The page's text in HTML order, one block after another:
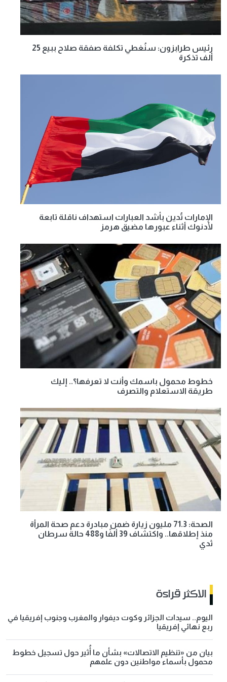
رئيس طرابزون: سنُغطي تكلفة صفقة صلاح ببيع 25
ألف تذكرة
الإمارات تُدين بأشد العبارات استهداف ناقلة تابعة
لأدنوك أثناء عبورها مضيق هرمز
خطوط محمول باسمك وأنت لا تعرفها؟.. إليك
طريقة الاستعلام والتصرف
الصحة: 71.3 مليون زيارة ضمن مبادرة دعم صحة المرأة
منذ إطلاقها.. واكتشاف 39 ألفًا و488 حالة سرطان
ثدي
الاكثر قراءة
اليوم.. سيدات الجزائر وكوت ديفوار والمغرب وجنوب إفريقيا في
ربع نهائي إفريقيا
بيان من «تنظيم الاتصالات» بشأن ما أُثير حول تسجيل خطوط
محمول بأسماء مواطنين دون علمهم